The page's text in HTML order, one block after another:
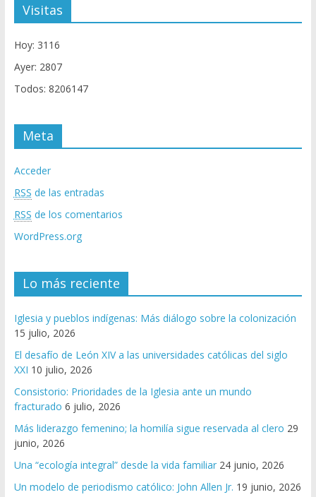
Visitas
Hoy: 3116
Ayer: 2807
Todos: 8206147
Meta
Acceder
RSS de las entradas
RSS de los comentarios
WordPress.org
Lo más reciente
Iglesia y pueblos indígenas: Más diálogo sobre la colonización
15 julio, 2026
El desafío de León XIV a las universidades católicas del siglo
XXI 10 julio, 2026
Consistorio: Prioridades de la Iglesia ante un mundo
fracturado 6 julio, 2026
Más liderazgo femenino; la homilía sigue reservada al clero 29
junio, 2026
Una “ecología integral” desde la vida familiar 24 junio, 2026
Un modelo de periodismo católico: John Allen Jr. 19 junio, 2026